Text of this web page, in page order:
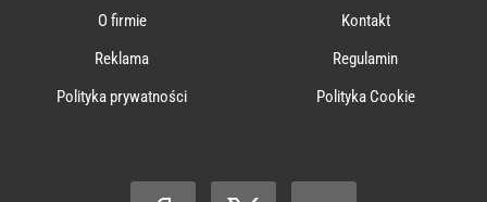
O firmie
Kontakt
Reklama
Regulamin
Polityka prywatności
Polityka Cookie